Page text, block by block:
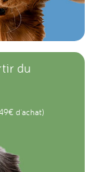
du
d'achat)